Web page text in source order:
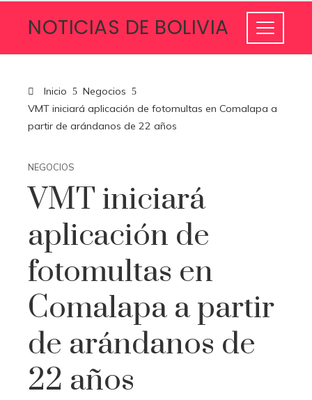
NOTICIAS DE BOLIVIA
Inicio
Negocios
VMT iniciará aplicación de fotomultas en Comalapa a
partir de arándanos de 22 años
NEGOCIOS
VMT iniciará
aplicación de
fotomultas en
Comalapa a partir
de arándanos de
22 años